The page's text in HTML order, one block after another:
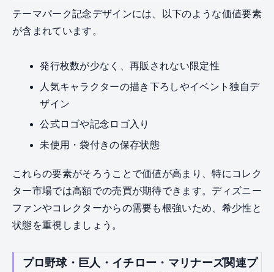
テーマパーク記念デザインには、以下のような価値要素
が含まれています。
発行枚数が少なく、再販されない限定性
人気キャラクターの描き下ろしやイベント独自デ
ザイン
公式ロゴや記念ロゴ入り
未使用・袋付きの保存状態
これらの要素がそろうことで価値が高まり、特にコレク
ター市場では高額での売買が期待できます。ディズニー
ファンやコレクターからの需要も根強いため、希少性と
状態を重視しましょう。
プロ野球・巨人・イチロー・マリナーズ関連プ